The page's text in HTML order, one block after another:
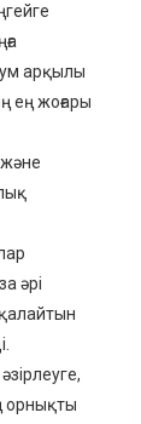
арқылы
ең жоғары
және
әрі
орнықты